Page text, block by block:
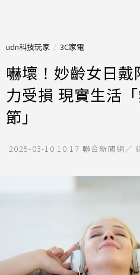
udn科技玩家 3C家電
嚇壞！妙齡女日
力受損 現實生活
節」
2025-03-10 10:17 聯合新聞網／